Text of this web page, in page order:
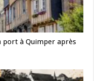
port à Quimper après